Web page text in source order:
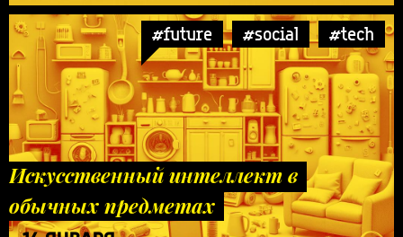
#future #social #tech
Искусственный интеллект в
обычных предметах